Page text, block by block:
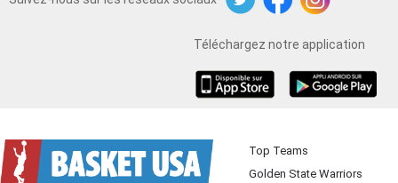
TwitterFacebookInstagram
Téléchargez notre application
Top Teams
Golden State Warriors